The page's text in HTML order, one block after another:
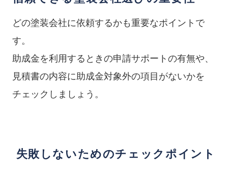
どの塗装会社に依頼するかも重要なポイントで
す。
助成金を利用するときの申請サポートの有無や、
見積書の内容に助成金対象外の項目がないかを
チェックしましょう。
失敗しないためのチェックポイント